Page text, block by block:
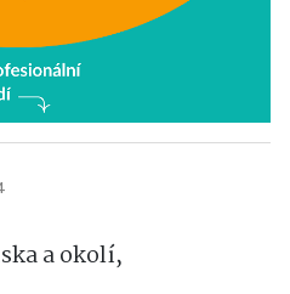
a okolí,